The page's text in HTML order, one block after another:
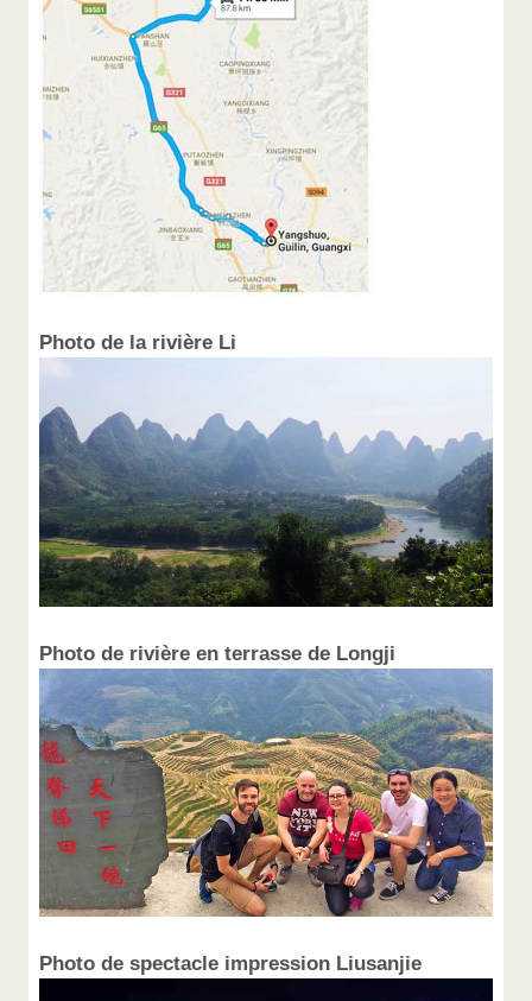
Photo de la rivière Li
Photo de rivière en terrasse de Longji
Photo de spectacle impression Liusanjie